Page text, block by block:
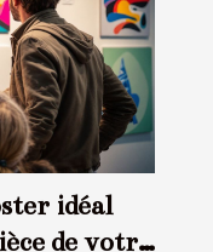
idéal
de votre